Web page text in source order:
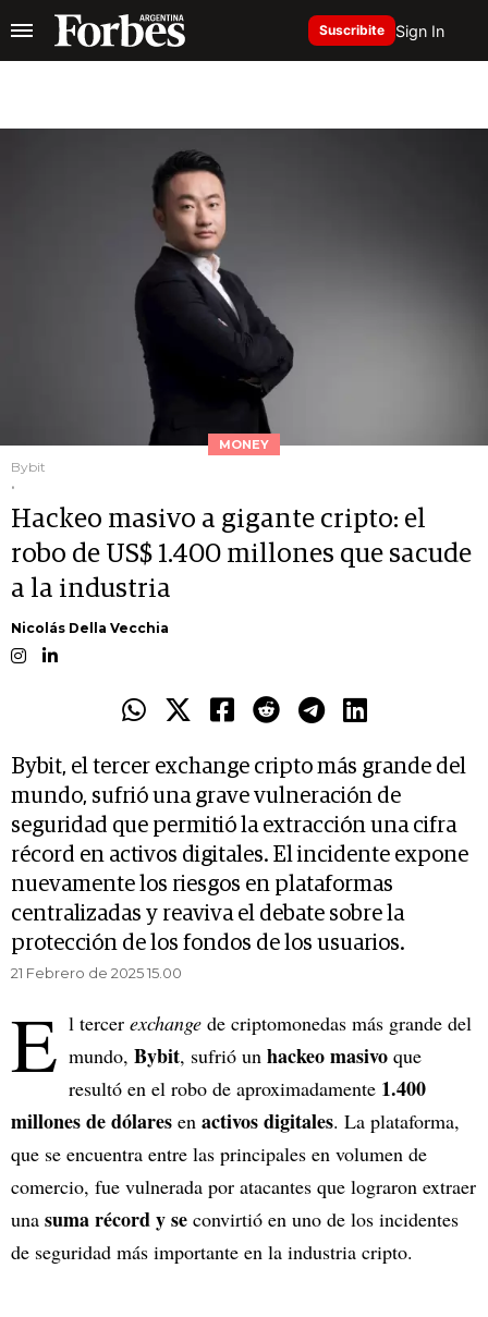
Suscribite Sign In
MONEY
Bybit
.
Hackeo masivo a gigante cripto: el
robo de US$ 1.400 millones que sacude
a la industria
Nicolás Della Vecchia
Bybit, el tercer exchange cripto más grande del
mundo, sufrió una grave vulneración de
seguridad que permitió la extracción una cifra
récord en activos digitales. El incidente expone
nuevamente los riesgos en plataformas
centralizadas y reaviva el debate sobre la
protección de los fondos de los usuarios.
21 Febrero de 2025 15.00
E l tercer exchange de criptomonedas más grande del
mundo, Bybit, sufrió un hackeo masivo que
resultó en el robo de aproximadamente 1.400
millones de dólares en activos digitales. La plataforma,
que se encuentra entre las principales en volumen de
comercio, fue vulnerada por atacantes que lograron extraer
una suma récord y se convirtió en uno de los incidentes
de seguridad más importante en la industria cripto.